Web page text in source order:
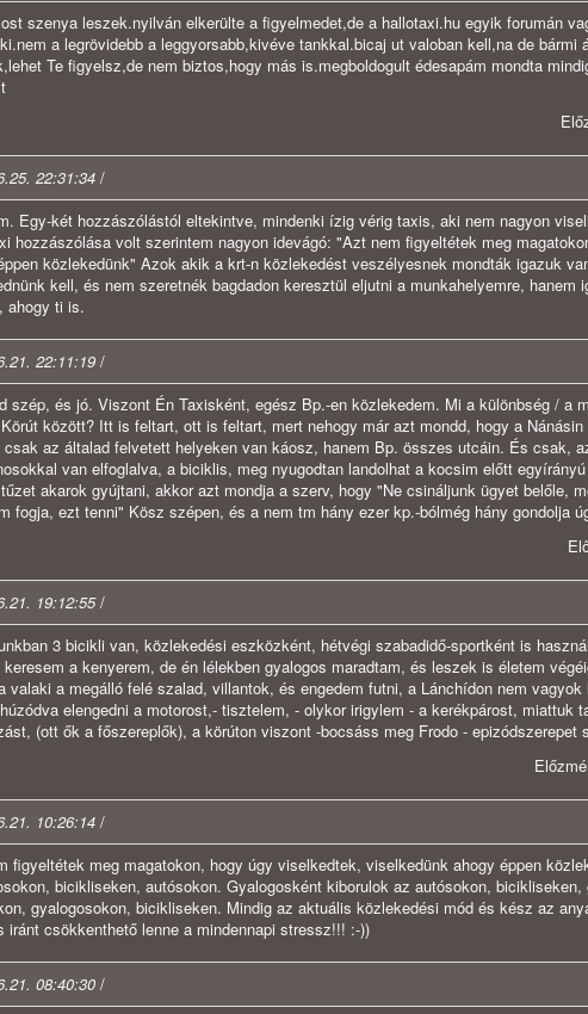
szenya leszek.nyilván elkerülte a figyelmedet,de a hallotaxi.hu egyik forumán
a legrövidebb a leggyorsabb,kivéve tankkal.bicaj ut valoban kell,na de bármi
Te figyelsz,de nem biztos,hogy más is.megboldogult édesapám mondta
22:31:34 /
Egy-két hozzászólástól eltekintve, mindenki ízig vérig taxis, aki nem nagyon
hozzászólása volt szerintem nagyon idevágó: "Azt nem figyeltétek meg
közlekedünk" Azok akik a krt-n közlekedést veszélyesnek mondták igazuk
kell, és nem szeretnék bagdadon keresztül eljutni a munkahelyemre, hanem
ahogy ti is.
22:11:19 /
szép, és jó. Viszont Én Taxisként, egész Bp.-en közlekedem. Mi a különbség / a
között? Itt is feltart, ott is feltart, mert nehogy már azt mondd, hogy a
az általad felvetett helyeken van káosz, hanem Bp. összes utcáin. És csak,
van elfoglalva, a biciklis, meg nyugodtan landolhat a kocsim előtt
akarok gyújtani, akkor azt mondja a szerv, hogy "Ne csináljunk ügyet belőle,
fogja, ezt tenni" Kösz szépen, és a nem tm hány ezer kp.-bólmég hány gondolja
19:12:55/
3 bicikli van, közlekedési eszközként, hétvégi szabadidő-sportként is
keresem a kenyerem, de én lélekben gyalogos maradtam, és leszek is életem
valaki a megálló felé szalad, villantok, és engedem futni, a Lánchídon nem
elengedni a motorost,- tisztelem, - olykor irigylem - a kerékpárost, miattuk
(ott ők a főszereplők), a körúton viszont -bocsáss meg Frodo - epizódszerepet
10:26:14 /
figyeltétek meg magatokon, hogy úgy viselkedtek, viselkedünk ahogy éppen
bicikliseken, autósokon. Gyalogosként kiborulok az autósokon,
gyalogosokon, bicikliseken. Mindig az aktuális közlekedési mód és kész az
iránt csökkenthető lenne a mindennapi stressz!!! :-))
08:40:30 /